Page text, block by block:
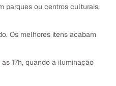
parques ou centros culturais,
Os melhores itens acabam
17h, quando a iluminação